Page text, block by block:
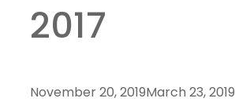
2017
November 20, 2019March 23, 2019